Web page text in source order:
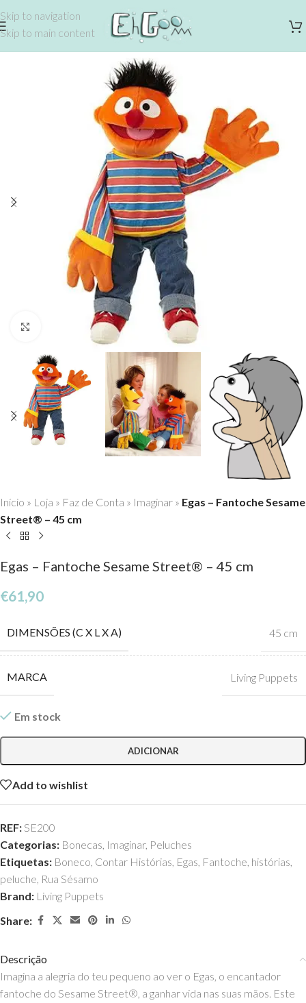
Skip to navigation
Skip to main content
Click to enlarge
Início » Loja » Faz de Conta » Imaginar » Egas – Fantoche Sesame
Street® – 45 cm
Egas – Fantoche Sesame Street® – 45 cm
€61,90
DIMENSÕES (C X L X A) 45 cm
MARCA Living Puppets
Em stock
ADICIONAR
Add to wishlist
REF:SE200
Categorias: Bonecas, Imaginar, Peluches
Etiquetas: Boneco, Contar Histórias, Egas, Fantoche, histórias,
peluche, Rua Sésamo
Brand: Living Puppets
Share:
Descrição
Imagina a alegria do teu pequeno ao ver o Egas, o encantador
fantoche do Sesame Street®, a ganhar vida nas suas mãos. Este